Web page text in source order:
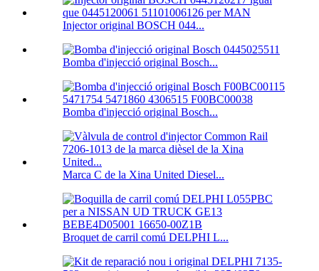
Injector original BOSCH 044...
Bomba d'injecció original Bosch...
Bomba d'injecció original Bosch...
Marca C de la Xina United Diesel...
Broquet de carril comú DELPHI L...